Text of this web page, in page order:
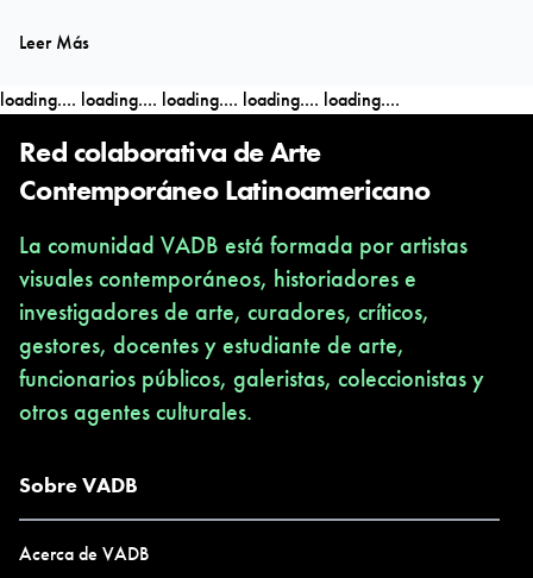
Leer Más
loading.... loading.... loading.... loading.... loading....
Red colaborativa de Arte
Contemporáneo Latinoamericano
La comunidad VADB está formada por artistas
visuales contemporáneos, historiadores e
investigadores de arte, curadores, críticos,
gestores, docentes y estudiante de arte,
funcionarios públicos, galeristas, coleccionistas y
otros agentes culturales.
Sobre VADB
Acerca de VADB